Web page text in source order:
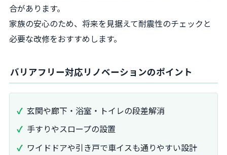
合があります。
家族の安心のため、将来を見据えて耐震性のチェックと
必要な改修をおすすめします。
バリアフリー対応リノベーションのポイント
玄関や廊下・浴室・トイレの段差解消
手すりやスロープの設置
ワイドドアや引き戸で車イスも通りやすい設計